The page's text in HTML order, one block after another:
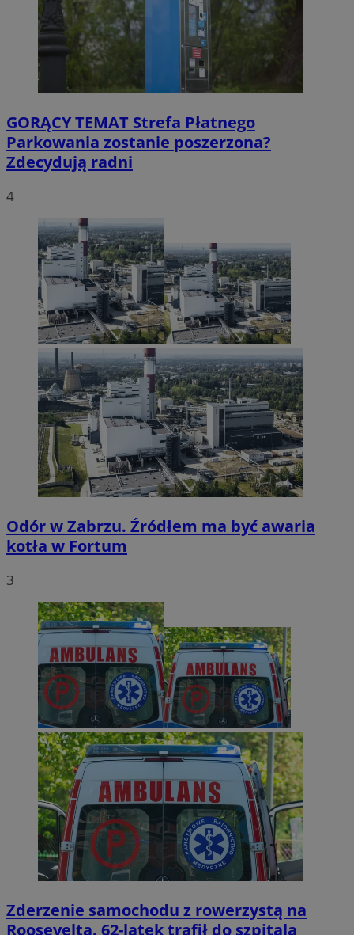
GORĄCY TEMAT Strefa Płatnego
Parkowania zostanie poszerzona?
Zdecydują radni
4
Odór w Zabrzu. Źródłem ma być awaria
kotła w Fortum
3
Zderzenie samochodu z rowerzystą na
Roosevelta. 62-latek trafił do szpitala